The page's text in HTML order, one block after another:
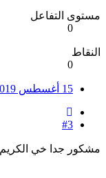
مستوى التفاعل
0
النقاط
0
15 أغسطس 2019
#3
مشكور جدا خي الكريم